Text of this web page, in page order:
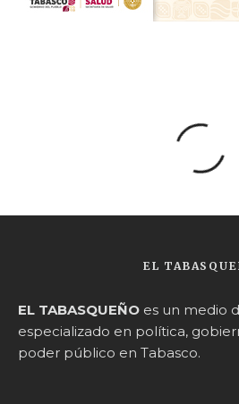
EL
EL TABASQUEÑO es un medio
especializado en política,
poder público en Tabasco.